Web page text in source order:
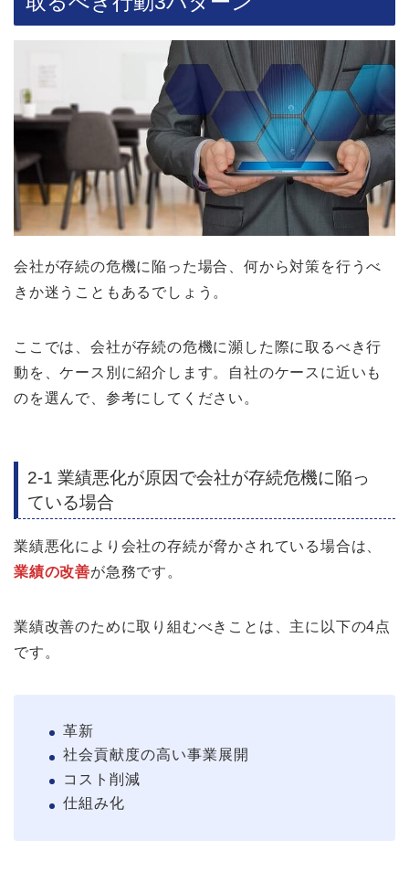
会社が存続の危機に陥った場合、何から対策を行うべ
きか迷うこともあるでしょう。
ここでは、会社が存続の危機に瀕した際に取るべき行
動を、ケース別に紹介します。自社のケースに近いも
のを選んで、参考にしてください。
2-1 業績悪化が原因で会社が存続危機に陥っ
ている場合
業績悪化により会社の存続が脅かされている場合は、
業績の改善が急務です。
業績改善のために取り組むべきことは、主に以下の4点
です。
革新
社会貢献度の高い事業展開
コスト削減
仕組み化